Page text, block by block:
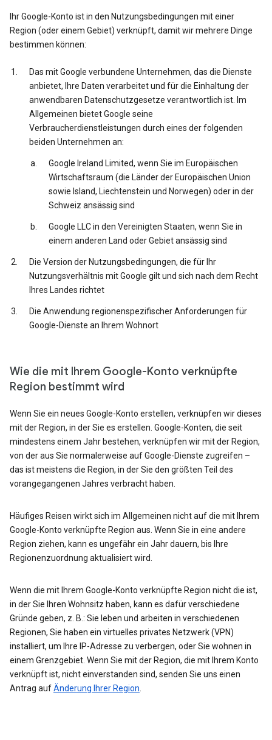
Ihr Google-Konto ist in den Nutzungsbedingungen mit einer
Region (oder einem Gebiet) verknüpft, damit wir mehrere Dinge
bestimmen können:
Das mit Google verbundene Unternehmen, das die Dienste
anbietet, Ihre Daten verarbeitet und für die Einhaltung der
anwendbaren Datenschutzgesetze verantwortlich ist. Im
Allgemeinen bietet Google seine
Verbraucherdienstleistungen durch eines der folgenden
beiden Unternehmen an:
Google Ireland Limited, wenn Sie im Europäischen
Wirtschaftsraum (die Länder der Europäischen Union
sowie Island, Liechtenstein und Norwegen) oder in der
Schweiz ansässig sind
Google LLC in den Vereinigten Staaten, wenn Sie in
einem anderen Land oder Gebiet ansässig sind
Die Version der Nutzungsbedingungen, die für Ihr
Nutzungsverhältnis mit Google gilt und sich nach dem Recht
Ihres Landes richtet
Die Anwendung regionenspezifischer Anforderungen für
Google-Dienste an Ihrem Wohnort
Wie die mit Ihrem Google-Konto verknüpfte
Region bestimmt wird
Wenn Sie ein neues Google-Konto erstellen, verknüpfen wir dieses
mit der Region, in der Sie es erstellen. Google-Konten, die seit
mindestens einem Jahr bestehen, verknüpfen wir mit der Region,
von der aus Sie normalerweise auf Google-Dienste zugreifen –
das ist meistens die Region, in der Sie den größten Teil des
vorangegangenen Jahres verbracht haben.
Häufiges Reisen wirkt sich im Allgemeinen nicht auf die mit Ihrem
Google-Konto verknüpfte Region aus. Wenn Sie in eine andere
Region ziehen, kann es ungefähr ein Jahr dauern, bis Ihre
Regionenzuordnung aktualisiert wird.
Wenn die mit Ihrem Google-Konto verknüpfte Region nicht die ist,
in der Sie Ihren Wohnsitz haben, kann es dafür verschiedene
Gründe geben, z. B.: Sie leben und arbeiten in verschiedenen
Regionen, Sie haben ein virtuelles privates Netzwerk (VPN)
installiert, um Ihre IP-Adresse zu verbergen, oder Sie wohnen in
einem Grenzgebiet. Wenn Sie mit der Region, die mit Ihrem Konto
verknüpft ist, nicht einverstanden sind, senden Sie uns einen
Antrag aufÄnderung Ihrer Region